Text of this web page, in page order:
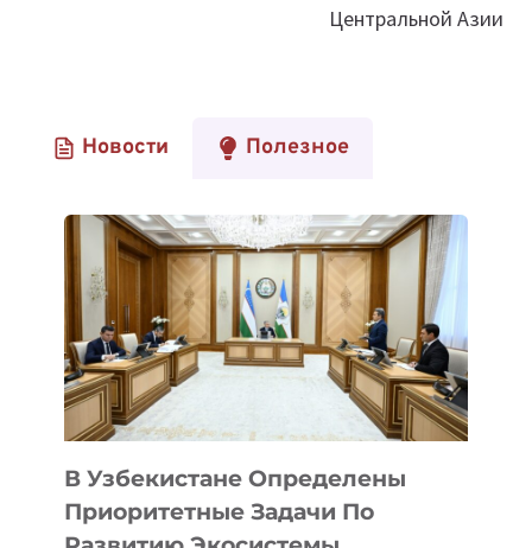
Центральной Азии
Новости Полезное
В Узбекистане Определены
Приоритетные Задачи По